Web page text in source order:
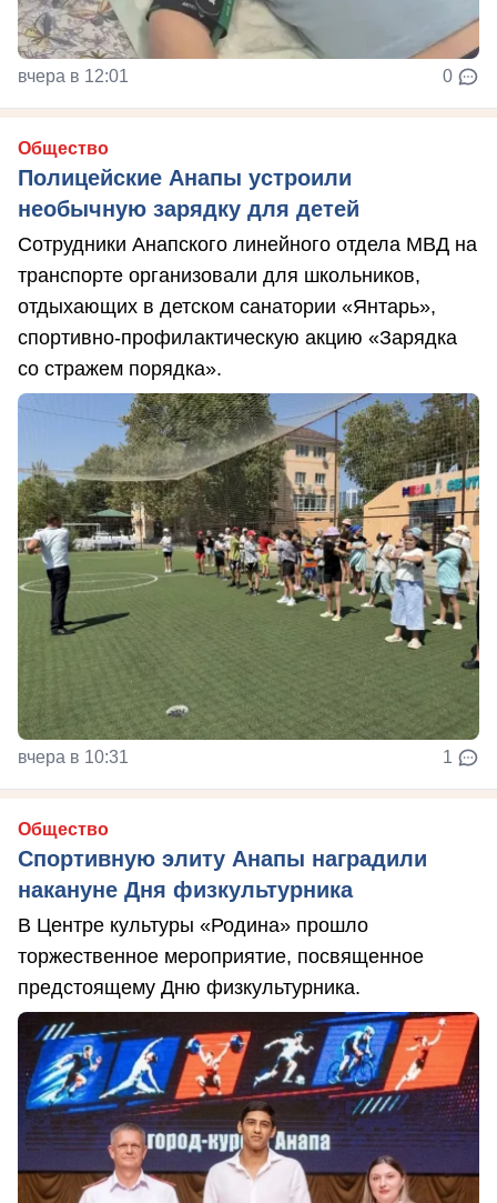
вчера в 12:01 0
Общество
Полицейские Анапы устроили
необычную зарядку для детей
Сотрудники Анапского линейного отдела МВД на
транспорте организовали для школьников,
отдыхающих в детском санатории «Янтарь»,
спортивно-профилактическую акцию «Зарядка
со стражем порядка».
вчера в 10:31 1
Общество
Спортивную элиту Анапы наградили
накануне Дня физкультурника
В Центре культуры «Родина» прошло
торжественное мероприятие, посвященное
предстоящему Дню физкультурника.